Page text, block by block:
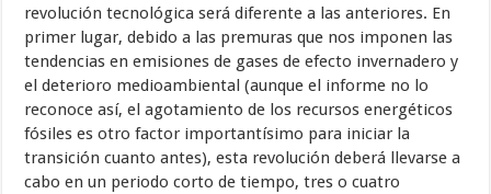
revolución tecnológica será diferente a las anteriores. En
primer lugar, debido a las premuras que nos imponen las
tendencias en emisiones de gases de efecto invernadero y
el deterioro medioambiental (aunque el informe no lo
reconoce así, el agotamiento de los recursos energéticos
fósiles es otro factor importantísimo para iniciar la
transición cuanto antes), esta revolución deberá llevarse a
cabo en un periodo corto de tiempo, tres o cuatro